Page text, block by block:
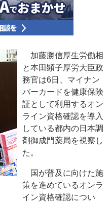
加藤勝信厚生労働相
と本田顕子厚労大臣政
務官は6日、マイナン
バーカードを健康保険
証として利用するオン
ライン資格確認を導入
している都内の日本調
剤御成門薬局を視察し
た。
国が普及に向けた施
策を進めているオンラ
イン資格確認につい